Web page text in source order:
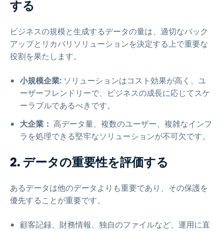
する
ビジネスの規模と生成するデータの量は、適切なバック
アップとリカバリソリューションを決定する上で重要な
役割を果たします。
小規模企業: ソリューションはコスト効果が高く、ユ
ーザーフレンドリーで、ビジネスの成長に応じてスケ
ーラブルであるべきです。
大企業： 高データ量、複数のユーザー、複雑なインフ
ラを処理できる堅牢なソリューションが不可欠です。
2. データの重要性を評価する
あるデータは他のデータよりも重要であり、その保護を
優先することが重要です。
顧客記録、財務情報、独自のファイルなど、運用に直